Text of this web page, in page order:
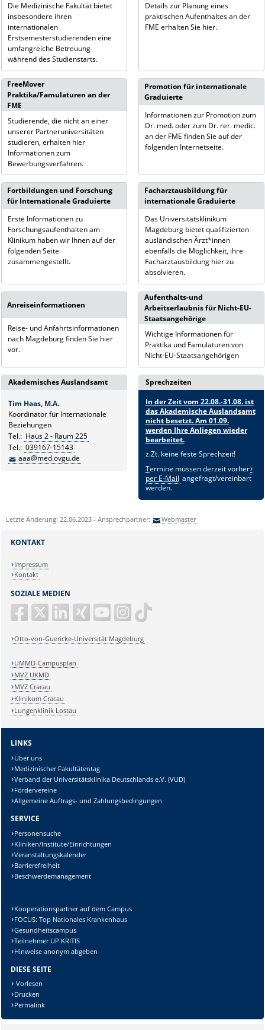
Die Medizinische Fakultät bietet
insbesondere ihren
internationalen
Erstsemesterstudierenden eine
umfangreiche Betreuung
während des Studienstarts.
Details zur Planung eines
praktischen Aufenthaltes an der
FME erhalten Sie hier.
FreeMover
Praktika/Famulaturen an der
FME
Studierende, die nicht an einer
unserer Partneruniversitäten
studieren, erhalten hier
Informationen zum
Bewerbungsverfahren.
Promotion für internationale
Graduierte
Informationen zur Promotion zum
Dr. med. oder zum Dr. rer. medic.
an der FME finden Sie auf der
folgenden Internetseite.
Fortbildungen und Forschung
für Internationale Graduierte
Erste Informationen zu
Forschungsaufenthalten am
Klinikum haben wir Ihnen auf der
folgenden Seite
zusammengestellt.
Facharztausbildung für
internationale Graduierte
Das Universitätsklinikum
Magdeburg bietet qualifizierten
ausländischen Ärzt*innen
ebenfalls die Möglichkeit, ihre
Facharztausbildung hier zu
absolvieren.
Anreiseinformationen
Reise- und Anfahrtsinformationen
nach Magdeburg finden Sie hier
vor.
Aufenthalts-und
Arbeitserlaubnis für Nicht-EU-
Staatsangehörige
Wichtige Informationen für
Praktika und Famulaturen von
Nicht-EU-Staatsangehörigen
Akademisches Auslandsamt
Tim Haas, M.A.
Koordinator für Internationale
Beziehungen
Tel.: Haus 2 - Raum 225
Tel.: 039167-15143
aaa@med.ovgu.de
Sprechzeiten
In der Zeit vom 22.08.-31.08. ist
das Akademische Auslandsamt
nicht besetzt. Am 01.09.
werden Ihre Anliegen wieder
bearbeitet.
z.Zt. keine feste Sprechzeit!
Termine müssen derzeit vorher
per E-Mail angefragt/vereinbart
werden.
Letzte Änderung: 22.06.2023 - Ansprechpartner: Webmaster
SOZIALE MEDIEN
Otto-von-Guericke-Universität Magdeburg
KONTAKT
Impressum
Kontakt
UMMD-Campusplan
MVZ UKMD
MVZ Cracau
Klinikum Cracau
Lungenklinik Lostau
LINKS
Über uns
Medizinischer Fakultätentag
Verband der Universitätsklinika Deutschlands e.V. (VUD)
Fördervereine
Allgemeine Auftrags- und Zahlungsbedingungen
SERVICE
Personensuche
Kliniken/Institute/Einrichtungen
Veranstaltungskalender
Barrierefreiheit
Beschwerdemanagement
Kooperationspartner auf dem Campus
FOCUS: Top Nationales Krankenhaus
Gesundheitscampus
Teilnehmer UP KRITIS
Hinweise anonym abgeben
DIESE SEITE
Vorlesen
Drucken
Permalink